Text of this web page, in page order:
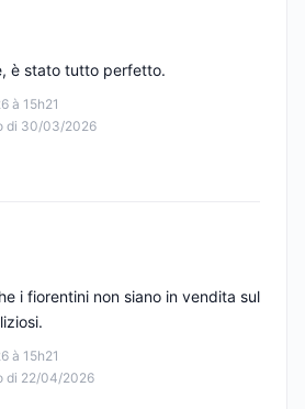
à 15h21
di 30/03/2026
è stato tutto perfetto.
à 15h21
di 22/04/2026
i fiorentini non siano in vendita sul